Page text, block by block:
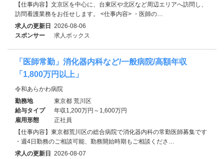
【仕事内容】文京区を中心に、台東区や北区など周辺エリアへ訪問し、
訪問看護業務をお任せします。 <仕事内容> ・医師の…
求人の更新日
2026-08-06
スポンサー
求人ボックス
「医師常勤」消化器内科など/一般病院/高額年収
「1,800万円以上」
令和あらかわ病院
勤務地
東京都 荒川区
給与タイプ
年収1,200万円～1,600万円
雇用形態
正社員
【仕事内容】東京都荒川区の総合病院で消化器内科の常勤医師募集です
・週4日勤務のご相談可能、勤務開始時期もご相談くださ…
求人の更新日
2026-08-07